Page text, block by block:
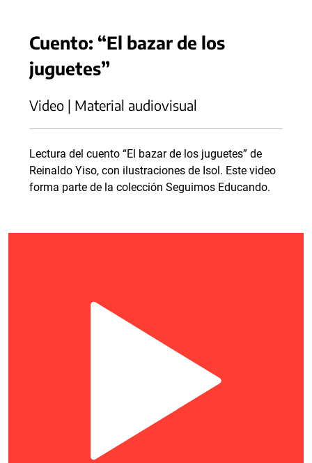
Cuento: “El bazar de los
juguetes”
Video | Material audiovisual
Lectura del cuento “El bazar de los juguetes” de
Reinaldo Yiso, con ilustraciones de Isol. Este video
forma parte de la colección Seguimos Educando.